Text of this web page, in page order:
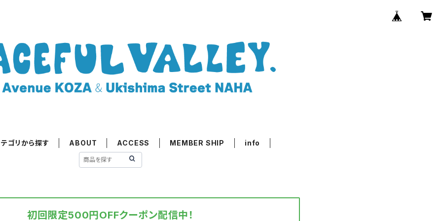
ゴリから探す ABOUT ACCESS MEMBER SHIP info
初回限定500円OFFクーポン配信中！